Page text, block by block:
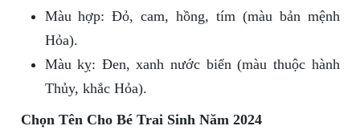
Màu hợp: Đỏ, cam, hồng, tím (màu bản mệnh
Hỏa).
Màu kỵ: Đen, xanh nước biển (màu thuộc hành
Thủy, khắc Hỏa).
Chọn Tên Cho Bé Trai Sinh Năm 2024